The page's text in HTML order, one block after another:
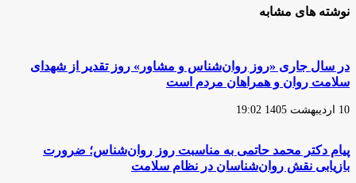
نوشته های مشابه
در سال جاری «روز روان‌شناس و مشاور» روز تقدیر از شهدای
سلامت روان و همراهان مردم است
10 اردیبهشت 1405 19:02
پیام دکتر محمد حاتمی به مناسبت روز روان‌شناس؛ ضرورت
بازیابی نقش روان‌شناسان در نظام سلامت